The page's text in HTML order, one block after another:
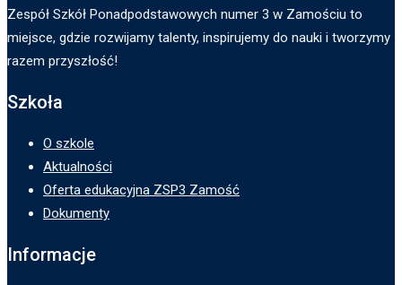
Zespół Szkół Ponadpodstawowych numer 3 w Zamościu to
miejsce, gdzie rozwijamy talenty, inspirujemy do nauki i tworzymy
razem przyszłość!
Szkoła
O szkole
Aktualności
Oferta edukacyjna ZSP3 Zamość
Dokumenty
Informacje